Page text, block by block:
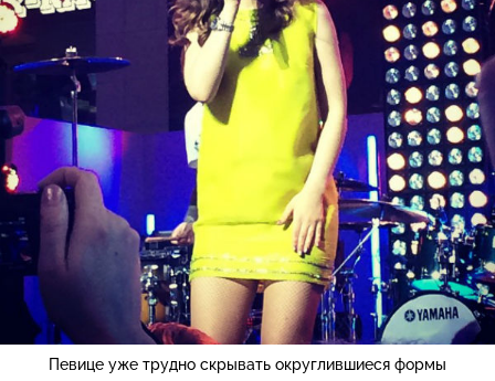
Певице уже трудно скрывать округлившиеся формы